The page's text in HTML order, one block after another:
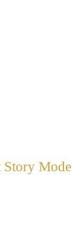
Story Mode